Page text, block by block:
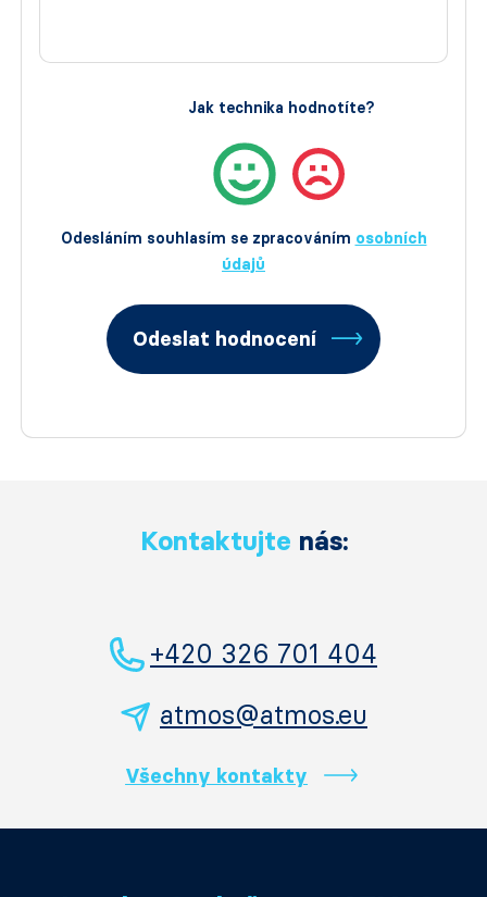
Odesláním souhlasím se zpracováním osobních
údajů
Jak technika hodnotíte?
Odeslat hodnocení
Kontaktujte nás:
+420 326 701 404
atmos@atmos.eu
Všechny kontakty